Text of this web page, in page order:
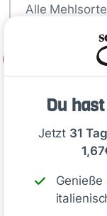
Du
Jetzt 31
Alle
Tipp